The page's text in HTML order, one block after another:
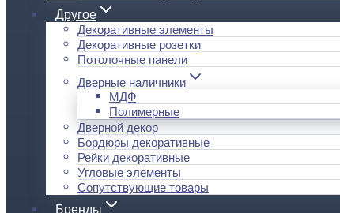
Другое
Декоративные элементы
Декоративные розетки
Потолочные панели
Дверные наличники
МДФ
Полимерные
Дверной декор
Бордюры декоративные
Рейки декоративные
Угловые элементы
Сопутствующие товары
Бренды